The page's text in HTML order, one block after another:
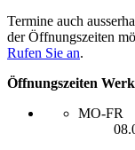
Termine auch
der ­Öffnungszeiten
Rufen Sie an.
Öffnungszeiten
MO-FR